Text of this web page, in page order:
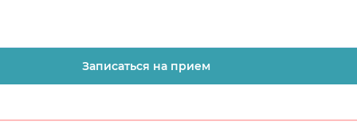
Записаться на прием